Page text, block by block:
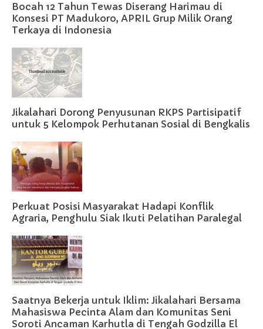
Bocah 12 Tahun Tewas Diserang Harimau di
Konsesi PT Madukoro, APRIL Grup Milik Orang
Terkaya di Indonesia
Jikalahari Dorong Penyusunan RKPS Partisipatif
untuk 5 Kelompok Perhutanan Sosial di Bengkalis
Perkuat Posisi Masyarakat Hadapi Konflik
Agraria, Penghulu Siak Ikuti Pelatihan Paralegal
Saatnya Bekerja untuk Iklim: Jikalahari Bersama
Mahasiswa Pecinta Alam dan Komunitas Seni
Soroti Ancaman Karhutla di Tengah Godzilla El